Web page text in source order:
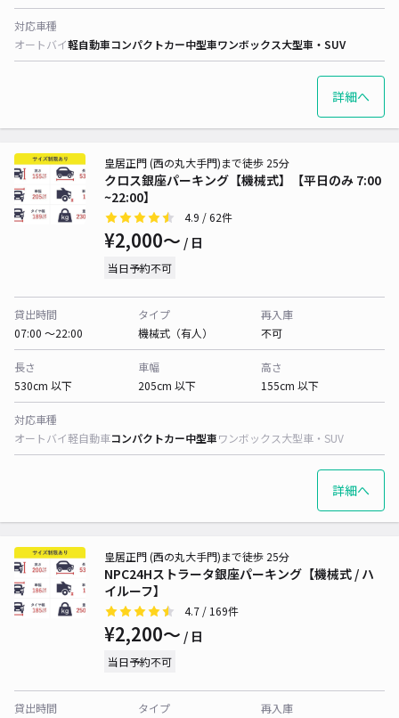
対応車種
オートバイ軽自動車コンパクトカー中型車ワンボックス大型車・SUV
詳細へ
クロス銀座パーキング【機械式】【平日のみ 7:00
~22:00】
皇居正門 (西の丸大手門)まで徒歩 25分
4.9 / 62件
¥2,000〜 / 日
当日予約不可
貸出時間
07:00 〜22:00
タイプ
機械式（有人）
再入庫
不可
長さ
530cm 以下
車幅
205cm 以下
高さ
155cm 以下
対応車種
オートバイ軽自動車コンパクトカー中型車ワンボックス大型車・SUV
詳細へ
NPC24Hストラータ銀座パーキング【機械式 / ハ
イルーフ】
皇居正門 (西の丸大手門)まで徒歩 25分
4.7 / 169件
¥2,200〜 / 日
当日予約不可
貸出時間
タイプ
再入庫